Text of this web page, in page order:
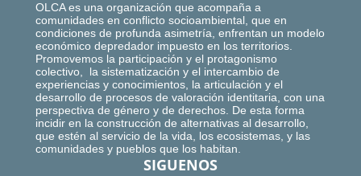
OLCA es una organización que acompaña a
comunidades en conflicto socioambiental, que en
condiciones de profunda asimetría, enfrentan un modelo
económico depredador impuesto en los territorios.
Promovemos la participación y el protagonismo
colectivo, la sistematización y el intercambio de
experiencias y conocimientos, la articulación y el
desarrollo de procesos de valoración identitaria, con una
perspectiva de género y de derechos. De esta forma
incidir en la construcción de alternativas al desarrollo,
que estén al servicio de la vida, los ecosistemas, y las
comunidades y pueblos que los habitan.
SIGUENOS